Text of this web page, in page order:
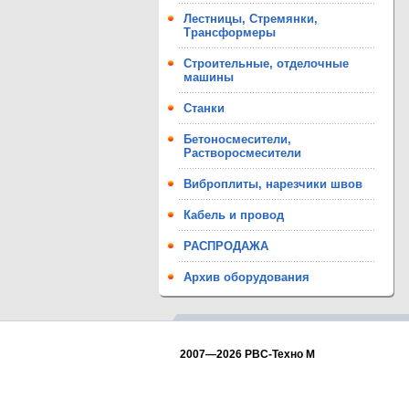
Лестницы, Стремянки,
Трансформеры
Строительные, отделочные
машины
Станки
Бетоносмесители,
Растворосмесители
Виброплиты, нарезчики швов
Кабель и провод
РАСПРОДАЖА
Архив оборудования
2007—2026 РВС-Техно М